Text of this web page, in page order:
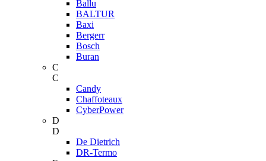
Ballu
BALTUR
Baxi
Bergerr
Bosch
Buran
C
C
Candy
Chaffoteaux
CyberPower
D
D
De Dietrich
DR-Termo